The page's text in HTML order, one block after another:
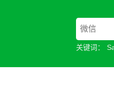
关键词：